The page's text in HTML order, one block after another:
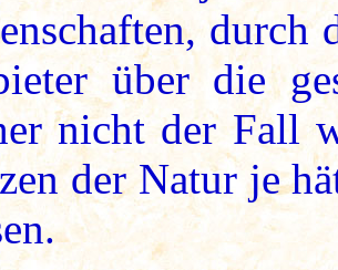
durch
über die
nicht der Fall
der Natur je